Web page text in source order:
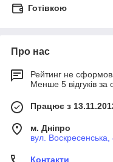
Готівкою
Про нас
Рейтинг не
Менше 5 відгуків за
Працює з
м. Дніпро
вул. Воскресенська,
Контакти